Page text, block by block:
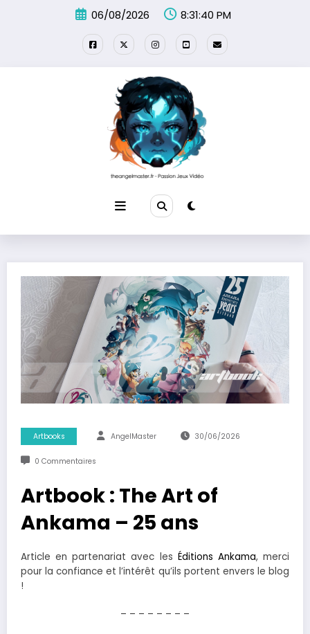
06/08/2026 8:31:41 PM
Artbooks AngelMaster 30/06/2026
0 Commentaires
Artbook : The Art of
Ankama – 25 ans
Article en partenariat avec les Éditions Ankama, merci
pour la confiance et l’intérêt qu’ils portent envers le blog
!
– – – – – – – –